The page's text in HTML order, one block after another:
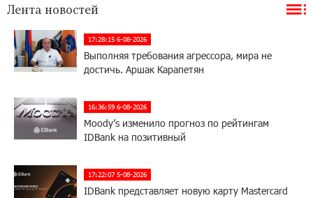
Лента новостей
17:28:15 6-08-2026
Выполняя требования агрессора, мира не
достичь. Аршак Карапетян
16:36:59 6-08-2026
Moody’s изменило прогноз по рейтингам
IDBank на позитивный
17:22:07 5-08-2026
IDBank представляет новую карту Mastercard